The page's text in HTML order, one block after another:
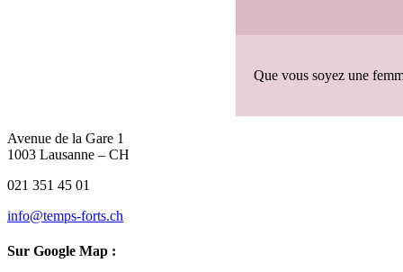
Que vous soyez une
Avenue de la Gare 1
1003 Lausanne – CH
021 351 45 01
info@temps-forts.ch
Sur Google Map :